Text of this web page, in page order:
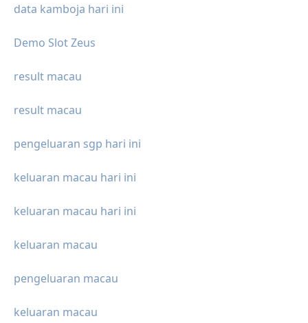
data kamboja hari ini
Demo Slot Zeus
result macau
result macau
pengeluaran sgp hari ini
keluaran macau hari ini
keluaran macau hari ini
keluaran macau
pengeluaran macau
keluaran macau